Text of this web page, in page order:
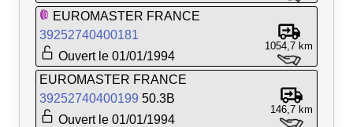
EUROMASTER FRANCE
39252740400181
Ouvert le 01/01/1994
1054,7 km
EUROMASTER FRANCE
39252740400199 50.3B
Ouvert le 01/01/1994
146,7 km